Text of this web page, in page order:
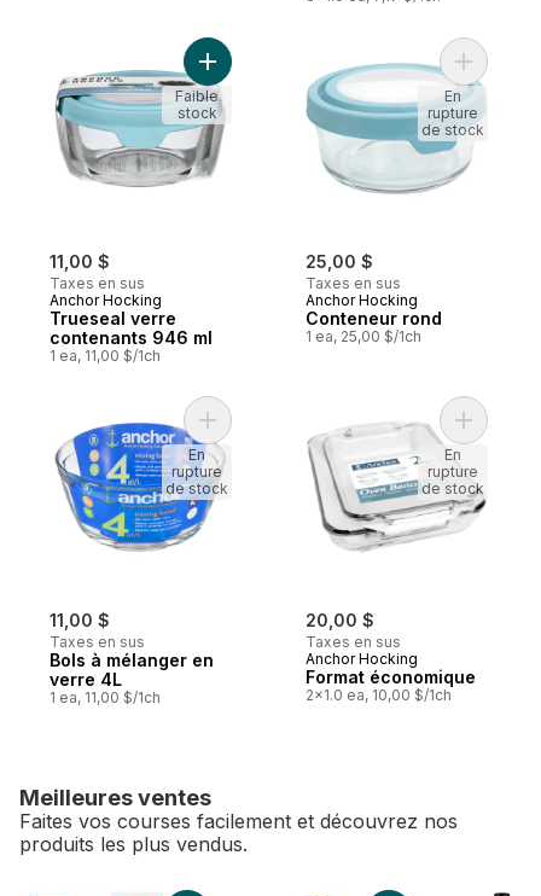
11,00 $
Taxes en sus
Anchor Hocking
Trueseal verre
contenants 946 ml
1 ea, 11,00 $/1ch
Ajouter Trueseal verre contenants 946
Faible
stock
25,00 $
Taxes en sus
Anchor Hocking
Conteneur rond
1 ea, 25,00 $/1ch
Ajouter
En
rupture
de stock
11,00 $
Taxes en sus
Bols à mélanger en
verre 4L
1 ea, 11,00 $/1ch
Ajouter Bols à mélanger en verre 4L au
En
rupture
de stock
20,00 $
Taxes en sus
Anchor Hocking
Format économique
2x1.0 ea, 10,00 $/1ch
Ajouter
En
rupture
de stock
Meilleures ventes
Faites vos courses facilement et découvrez nos
produits les plus vendus.